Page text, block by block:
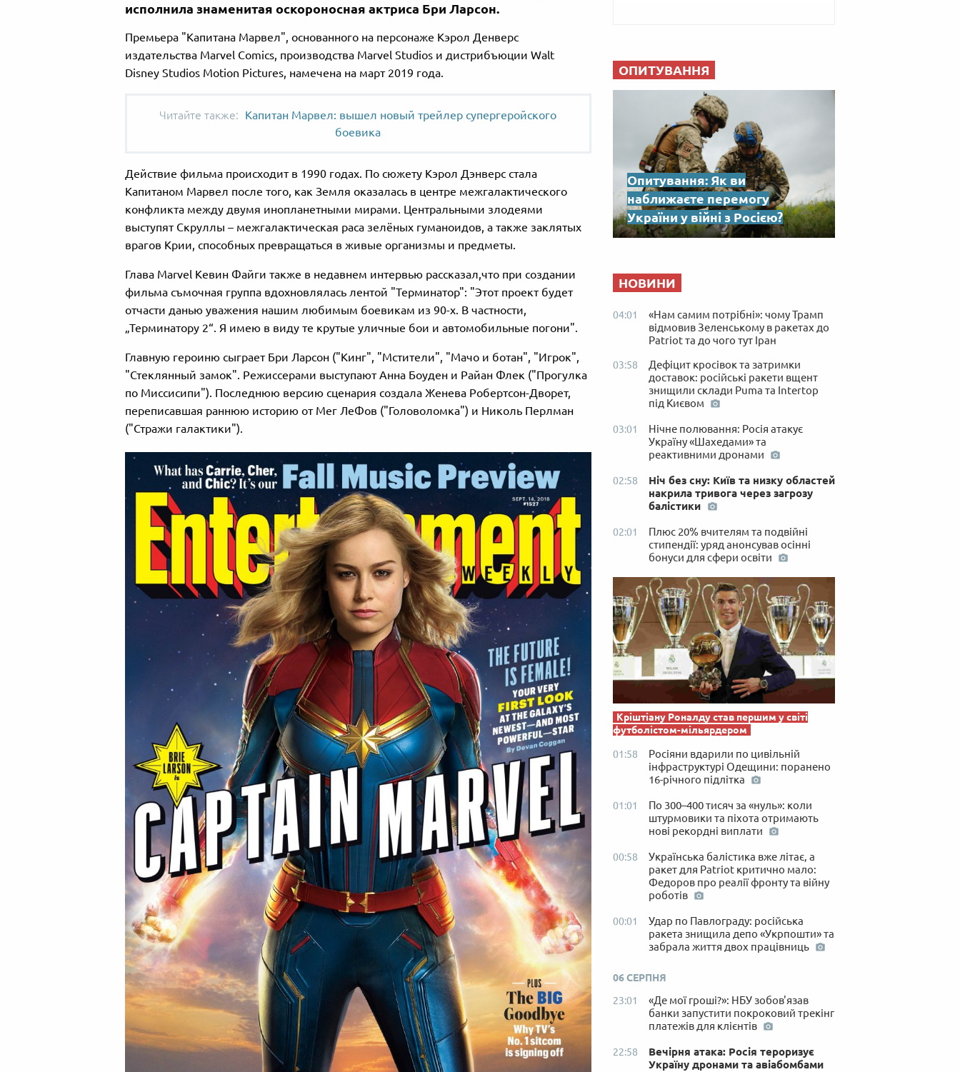
исполнила знаменитая оскороносная актриса Бри Ларсон.
Премьера "Капитана Марвел", основанного на персонаже Кэрол Денверс
издательства Marvel Comics, производства Marvel Studios и дистрибъюции Walt
Disney Studios Motion Pictures, намечена на март 2019 года.
Капитан Марвел: вышел новый трейлер супергеройского
боевика
Действие фильма происходит в 1990 годах. По сюжету Кэрол Дэнверс стала
Капитаном Марвел после того, как Земля оказалась в центре межгалактического
конфликта между двумя инопланетными мирами. Центральными злодеями
выступят Скруллы – межгалактическая раса зелёных гуманоидов, а также заклятых
врагов Крии, способных превращаться в живые организмы и предметы.
Глава Marvel Кевин Файги также в недавнем интервью рассказал,что при создании
фильма съмочная группа вдохновлялась лентой "Терминатор": "Этот проект будет
отчасти данью уважения нашим любимым боевикам из 90-х. В частности,
„Терминатору 2“. Я имею в виду те крутые уличные бои и автомобильные погони".
Главную героиню сыграет Бри Ларсон ("Кинг", "Мстители", "Мачо и ботан", "Игрок",
"Стеклянный замок". Режиссерами выступают Анна Боуден и Райан Флек ("Прогулка
по Миссисипи"). Последнюю версию сценария создала Женева Робертсон-Дворет,
переписавшая раннюю историю от Мег ЛеФов ("Головоломка") и Николь Перлман
("Стражи галактики").
ОПИТУВАННЯ
Опитування: Як ви
наближаєте перемогу
України у війні з Росією?
НОВИНИ
04:01
«Нам самим потрібні»: чому Трамп
відмовив Зеленському в ракетах до
Patriot та до чого тут Іран
03:58
Дефіцит кросівок та затримки
доставок: російські ракети вщент
знищили склади Puma та Intertop
під Києвом
03:01
Нічне полювання: Росія атакує
Україну «Шахедами» та
реактивними дронами
02:58
Ніч без сну: Київ та низку областей
накрила тривога через загрозу
балістики
02:01
Плюс 20% вчителям та подвійні
стипендії: уряд анонсував осінні
бонуси для сфери освіти
Кріштіану Роналду став першим у світі
футболістом-мільярдером
01:58
Росіяни вдарили по цивільній
інфраструктурі Одещини: поранено
16-річного підлітка
01:01
По 300–400 тисяч за «нуль»: коли
штурмовики та піхота отримають
нові рекордні виплати
00:58
Українська балістика вже літає, а
ракет для Patriot критично мало:
Федоров про реалії фронту та війну
роботів
00:01
Удар по Павлограду: російська
ракета знищила депо «Укрпошти» та
забрала життя двох працівниць
06 СЕРПНЯ
23:01
«Де мої гроші?»: НБУ зобов'язав
банки запустити покроковий трекінг
платежів для клієнтів
22:58
Вечірня атака: Росія тероризує
Україну дронами та авіабомбами